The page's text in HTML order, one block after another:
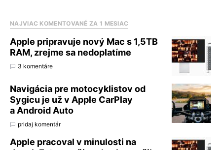
NAJVIAC KOMENTOVANÉ ZA 1 MESIAC
Apple pripravuje nový Mac s 1,5TB
RAM, zrejme sa nedoplatíme
3 komentáre
Navigácia pre motocyklistov od
Sygicu je už v Apple CarPlay
a Android Auto
pridaj komentár
Apple pracoval v minulosti na